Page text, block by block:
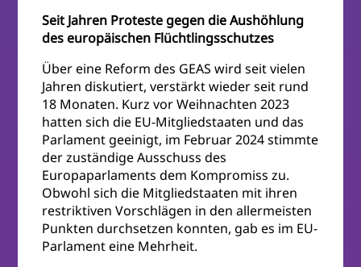
Seit Jahren Proteste gegen die Aushöhlung
des europäischen Flüchtlingsschutzes
Über eine Reform des GEAS wird seit vielen
Jahren diskutiert, verstärkt wieder seit rund
18 Monaten. Kurz vor Weihnachten 2023
hatten sich die EU-Mitgliedstaaten und das
Parlament geeinigt, im Februar 2024 stimmte
der zuständige Ausschuss des
Europaparlaments dem Kompromiss zu.
Obwohl sich die Mitgliedstaaten mit ihren
restriktiven Vorschlägen in den allermeisten
Punkten durchsetzen konnten, gab es im EU-
Parlament eine Mehrheit.